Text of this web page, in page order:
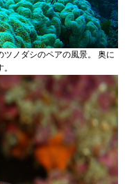
ツノダシのペアの風景。 奥に